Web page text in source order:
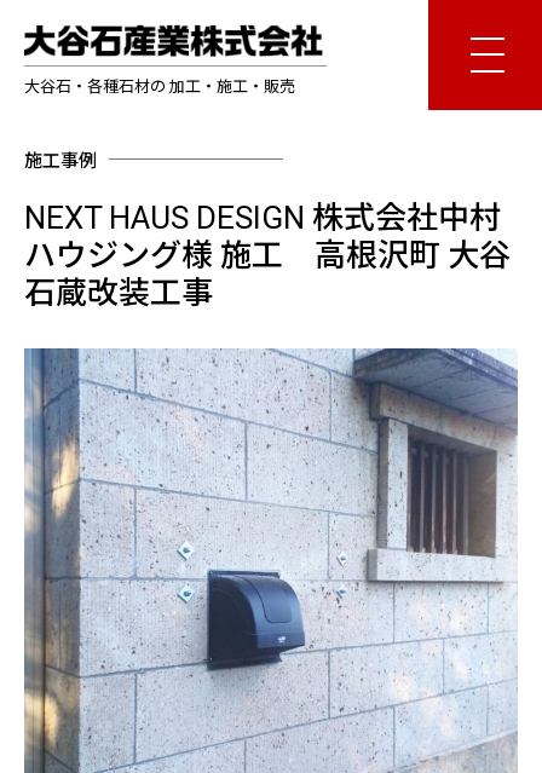
大谷石・各種石材の 加工・施工・販売
施工事例
NEXT HAUS DESIGN 株式会社中村
ハウジング様 施工 高根沢町 大谷
石蔵改装工事